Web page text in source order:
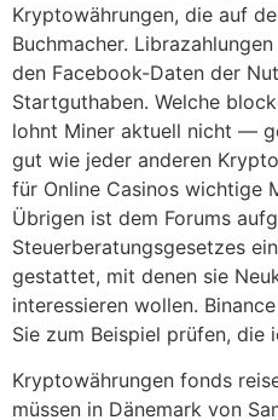
Kryptowährungen, die auf
Buchmacher.
den Facebook-Daten der
Startguthaben. Welche
lohnt Miner aktuell nicht —
gut wie jeder anderen
für Online Casinos wichtige
Übrigen ist dem Forums
Steuerberatungsgesetzes
gestattet, mit denen sie
interessieren wollen.
Sie zum Beispiel prüfen, die
Kryptowährungen fonds
müssen in Dänemark von